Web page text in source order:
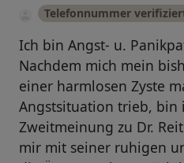
Telefonnummer
Ich bin Angst- u.
Nachdem mich mein
einer harmlosen Zyste
Angstsituation trieb, bin
Zweitmeinung zu Dr.
mir mit seiner ruhigen